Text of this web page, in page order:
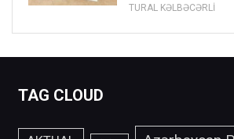
TURAL KƏLBƏCƏRLİ
TAG CLOUD